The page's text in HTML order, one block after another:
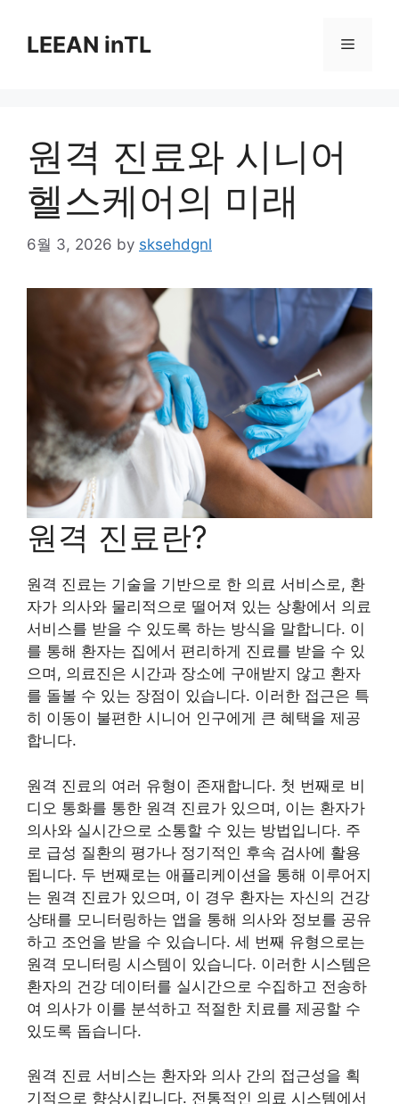
contentLEEAN inTL Menu
원격 진료와 시니어
헬스케어의 미래
6월 3, 2026 by sksehdgnl
원격 진료란?
원격 진료는 기술을 기반으로 한 의료 서비스로, 환
자가 의사와 물리적으로 떨어져 있는 상황에서 의료
서비스를 받을 수 있도록 하는 방식을 말합니다. 이
를 통해 환자는 집에서 편리하게 진료를 받을 수 있
으며, 의료진은 시간과 장소에 구애받지 않고 환자
를 돌볼 수 있는 장점이 있습니다. 이러한 접근은 특
히 이동이 불편한 시니어 인구에게 큰 혜택을 제공
합니다.
원격 진료의 여러 유형이 존재합니다. 첫 번째로 비
디오 통화를 통한 원격 진료가 있으며, 이는 환자가
의사와 실시간으로 소통할 수 있는 방법입니다. 주
로 급성 질환의 평가나 정기적인 후속 검사에 활용
됩니다. 두 번째로는 애플리케이션을 통해 이루어지
는 원격 진료가 있으며, 이 경우 환자는 자신의 건강
상태를 모니터링하는 앱을 통해 의사와 정보를 공유
하고 조언을 받을 수 있습니다. 세 번째 유형으로는
원격 모니터링 시스템이 있습니다. 이러한 시스템은
환자의 건강 데이터를 실시간으로 수집하고 전송하
여 의사가 이를 분석하고 적절한 치료를 제공할 수
있도록 돕습니다.
원격 진료 서비스는 환자와 의사 간의 접근성을 획
기적으로 향상시킵니다. 전통적인 의료 시스템에서